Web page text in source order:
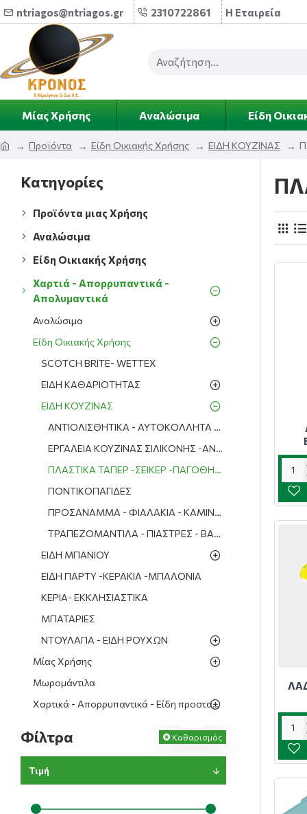
ntriagos@ntriagos.gr 2310722861 Η Εταιρεία
Μίας Χρήσης Αναλώσιμα Είδη
Προϊόντα Είδη Οικιακής Χρήσης ΕΙΔΗ ΚΟΥΖΙΝΑΣ
Κατηγορίες
Προϊόντα μιας Χρήσης
Αναλώσιμα
Είδη Οικιακής Χρήσης
Χαρτιά - Απορρυπαντικά -
Απολυμαντικά
Αναλώσιμα
Είδη Οικιακής Χρήσης
SCOTCH BRITE- WETTEX
ΕΙΔΗ ΚΑΘΑΡΙΟΤΗΤΑΣ
ΕΙΔΗ ΚΟΥΖΙΝΑΣ
ΑΝΤΙΟΛΙΣΘΗΤΙΚΑ - ΑΥΤΟΚΟΛΛΗΤΑ 2μ.
ΕΡΓΑΛΕΙΑ ΚΟΥΖΙΝΑΣ ΣΙΛΙΚΟΝΗΣ -ΑΝΟΙΧΤΗΡΙΑ- ΤΡΙΦΤΕΣ-
ΠΛΑΣΤΙΚΑ ΤΑΠΕΡ -ΣΕΙΚΕΡ -ΠΑΓΟΘΗΚΕΣ- ΛΑΔΙΚΑ- ΧΩΝΙΑ-
ΠΟΝΤΙΚΟΠΑΓΙΔΕΣ
ΠΡΟΣΑΝΑΜΜΑ - ΦΙΑΛΑΚΙΑ - ΚΑΜΙΝΕΤΑ - ΣΠΙΡΤΑ
ΤΡΑΠΕΖΟΜΑΝΤΙΛΑ - ΠΙΑΣΤΡΕΣ - ΒΑΡΙΔΙΑ
ΕΙΔΗ ΜΠΑΝΙΟΥ
ΕΙΔΗ ΠΑΡΤΥ -ΚΕΡΑΚΙΑ -ΜΠΑΛΟΝΙΑ
ΚΕΡΙΑ- ΕΚΚΛΗΣΙΑΣΤΙΚΑ
ΜΠΑΤΑΡΙΕΣ
ΝΤΟΥΛΑΠΑ - ΕΙΔΗ ΡΟΥΧΩΝ
Μίας Χρήσης
Μωρομάντιλα
Χαρτικά - Απορρυπαντικά - Είδη προστασίας
Φίλτρα Καθαρισμός
Τιμή